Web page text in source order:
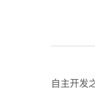
自主开发